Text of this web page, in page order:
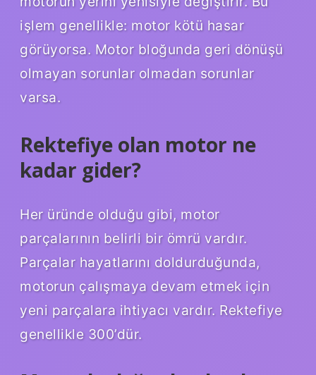
işlem genellikle: motor kötü hasar
görüyorsa. Motor bloğunda geri dönüşü
olmayan sorunlar olmadan sorunlar
varsa.
Rektefiye olan motor ne
kadar gider?
Her üründe olduğu gibi, motor
parçalarının belirli bir ömrü vardır.
Parçalar hayatlarını doldurduğunda,
motorun çalışmaya devam etmek için
yeni parçalara ihtiyacı vardır. Rektefiye
genellikle 300’dür.